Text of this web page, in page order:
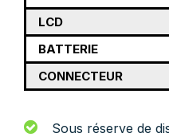
LCD
BATTERIE
CONNECTEUR
Sous réserve de